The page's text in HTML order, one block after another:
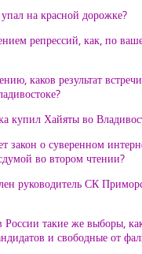
на красной дорожке?
репрессий, как, по
каков результат
купил Хайяты во
закон о суверенном
во втором чтении?
руководитель СК
такие же выборы,
и свободные от